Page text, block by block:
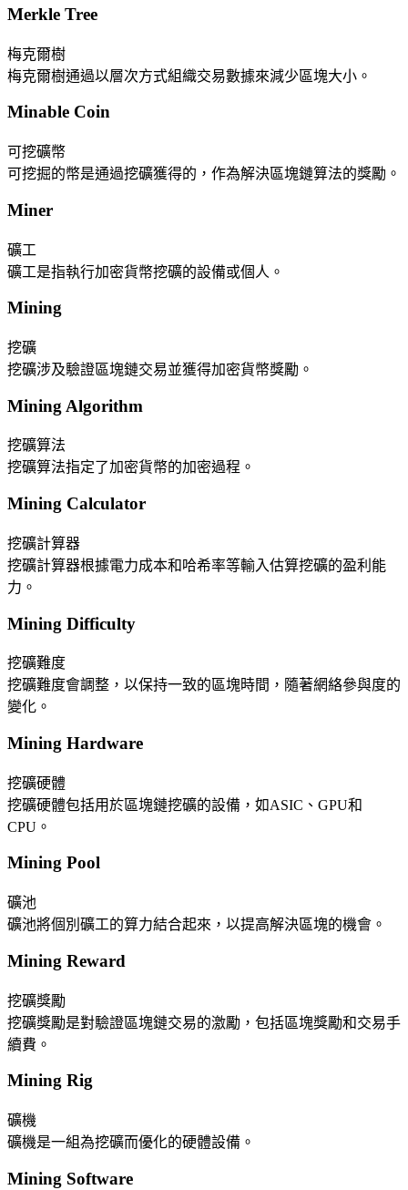
Merkle Tree
梅克爾樹
梅克爾樹通過以層次方式組織交易數據來減少區塊大小。
Minable Coin
可挖礦幣
可挖掘的幣是通過挖礦獲得的，作為解決區塊鏈算法的獎勵。
Miner
礦工
礦工是指執行加密貨幣挖礦的設備或個人。
Mining
挖礦
挖礦涉及驗證區塊鏈交易並獲得加密貨幣獎勵。
Mining Algorithm
挖礦算法
挖礦算法指定了加密貨幣的加密過程。
Mining Calculator
挖礦計算器
挖礦計算器根據電力成本和哈希率等輸入估算挖礦的盈利能
力。
Mining Difficulty
挖礦難度
挖礦難度會調整，以保持一致的區塊時間，隨著網絡參與度的
變化。
Mining Hardware
挖礦硬體
挖礦硬體包括用於區塊鏈挖礦的設備，如ASIC、GPU和
CPU。
Mining Pool
礦池
礦池將個別礦工的算力結合起來，以提高解決區塊的機會。
Mining Reward
挖礦獎勵
挖礦獎勵是對驗證區塊鏈交易的激勵，包括區塊獎勵和交易手
續費。
Mining Rig
礦機
礦機是一組為挖礦而優化的硬體設備。
Mining Software